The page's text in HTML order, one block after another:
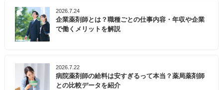
2026.7.24
企業薬剤師とは？職種ごとの仕事内容・年収や企業
で働くメリットを解説
2026.7.22
病院薬剤師の給料は安すぎるって本当？薬局薬剤師
との比較データを紹介